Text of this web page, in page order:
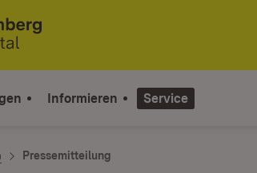
Informieren Service
Pressemitteilung